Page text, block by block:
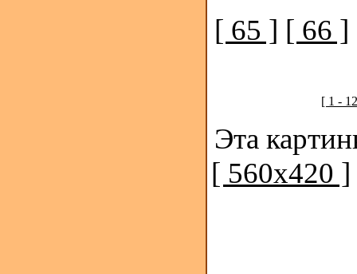
[ 65 ] [ 66 ]
[ 1 -
Эта
[ 560x420 ]